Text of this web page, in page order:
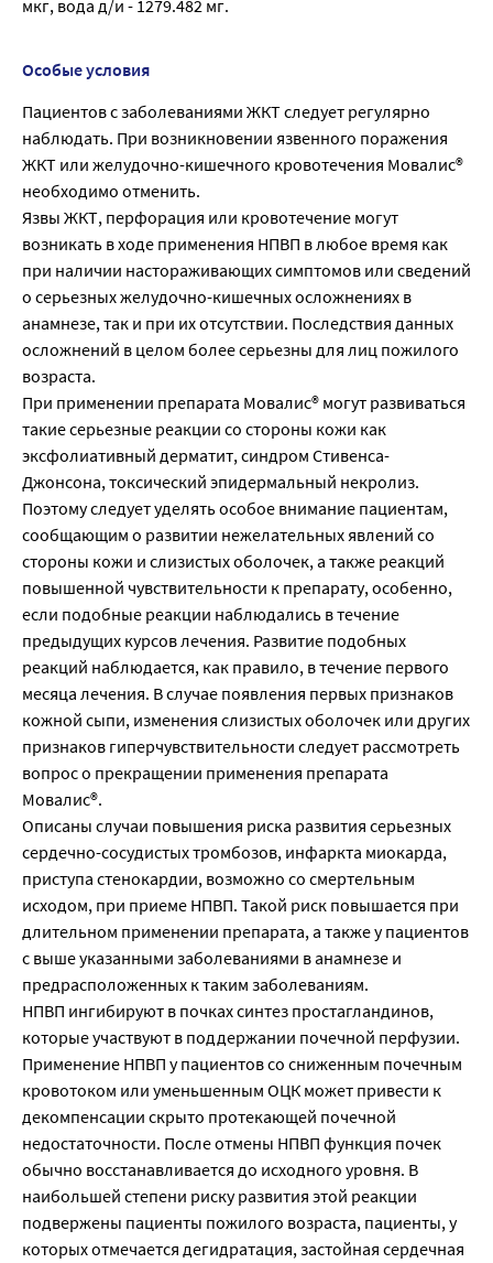
мкг, вода д/и - 1279.482 мг.
Особые условия
Пациентов с заболеваниями ЖКТ следует регулярно
наблюдать. При возникновении язвенного поражения
ЖКТ или желудочно-кишечного кровотечения Мовалис®
необходимо отменить.
Язвы ЖКТ, перфорация или кровотечение могут
возникать в ходе применения НПВП в любое время как
при наличии настораживающих симптомов или сведений
о серьезных желудочно-кишечных осложнениях в
анамнезе, так и при их отсутствии. Последствия данных
осложнений в целом более серьезны для лиц пожилого
возраста.
При применении препарата Мовалис® могут развиваться
такие серьезные реакции со стороны кожи как
эксфолиативный дерматит, синдром Стивенса-
Джонсона, токсический эпидермальный некролиз.
Поэтому следует уделять особое внимание пациентам,
сообщающим о развитии нежелательных явлений со
стороны кожи и слизистых оболочек, а также реакций
повышенной чувствительности к препарату, особенно,
если подобные реакции наблюдались в течение
предыдущих курсов лечения. Развитие подобных
реакций наблюдается, как правило, в течение первого
месяца лечения. В случае появления первых признаков
кожной сыпи, изменения слизистых оболочек или других
признаков гиперчувствительности следует рассмотреть
вопрос о прекращении применения препарата
Мовалис®.
Описаны случаи повышения риска развития серьезных
сердечно-сосудистых тромбозов, инфаркта миокарда,
приступа стенокардии, возможно со смертельным
исходом, при приеме НПВП. Такой риск повышается при
длительном применении препарата, а также у пациентов
с выше указанными заболеваниями в анамнезе и
предрасположенных к таким заболеваниям.
НПВП ингибируют в почках синтез простагландинов,
которые участвуют в поддержании почечной перфузии.
Применение НПВП у пациентов со сниженным почечным
кровотоком или уменьшенным ОЦК может привести к
декомпенсации скрыто протекающей почечной
недостаточности. После отмены НПВП функция почек
обычно восстанавливается до исходного уровня. В
наибольшей степени риску развития этой реакции
подвержены пациенты пожилого возраста, пациенты, у
которых отмечается дегидратация, застойная сердечная